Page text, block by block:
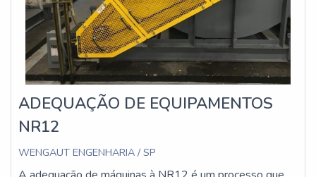
ADEQUAÇÃO DE EQUIPAMENTOS
NR12
WENGAUT ENGENHARIA / SP